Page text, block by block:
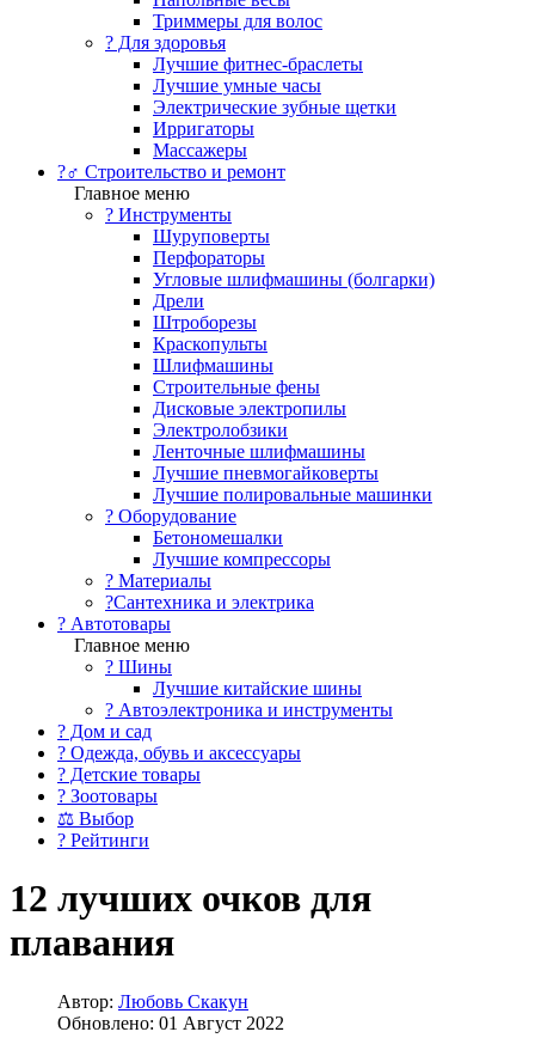
Триммеры для волос
? Для здоровья
Лучшие фитнес-браслеты
Лучшие умные часы
Электрические зубные щетки
Ирригаторы
Массажеры
?‍♂️ Строительство и ремонт
Главное меню
?️ Инструменты
Шуруповерты
Перфораторы
Угловые шлифмашины (болгарки)
Дрели
Штроборезы
Краскопульты
Шлифмашины
Строительные фены
Дисковые электропилы
Электролобзики
Ленточные шлифмашины
Лучшие пневмогайковерты
Лучшие полировальные машинки
?️ Оборудование
Бетономешалки
Лучшие компрессоры
? Материалы
?Сантехника и электрика
? Автотовары
Главное меню
? Шины
Лучшие китайские шины
? Автоэлектроника и инструменты
? Дом и сад
? Одежда, обувь и аксессуары
? Детские товары
? Зоотовары
⚖ Выбор
? Рейтинги
12 лучших очков для
плавания
Автор: Любовь Скакун
Обновлено: 01 Август 2022